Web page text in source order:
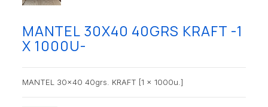
MANTEL 30X40 40GRS KRAFT -1
X 1000U-
MANTEL 30x40 40grs. KRAFT [1 x 1000u.]